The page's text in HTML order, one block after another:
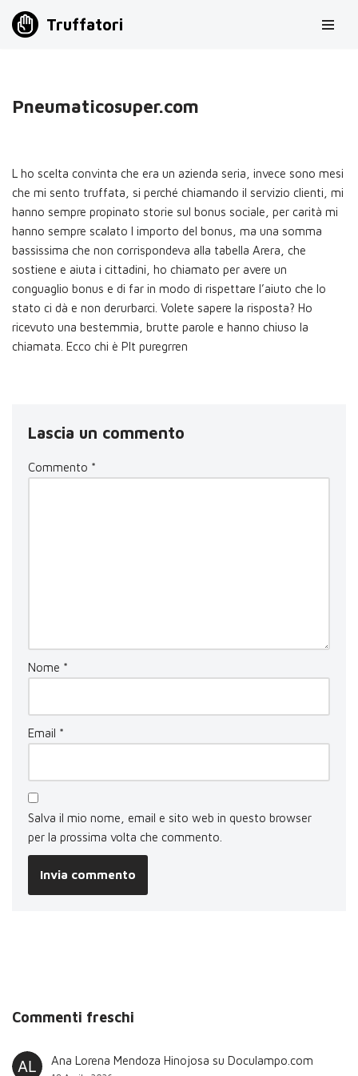
Truffatori
Pneumaticosuper.com
L ho scelta convinta che era un azienda seria, invece sono mesi
che mi sento truffata, si perché chiamando il servizio clienti, mi
hanno sempre propinato storie sul bonus sociale, per carità mi
hanno sempre scalato l importo del bonus, ma una somma
bassissima che non corrispondeva alla tabella Arera, che
sostiene e aiuta i cittadini, ho chiamato per avere un
conguaglio bonus e di far in modo di rispettare l’aiuto che lo
stato ci dà e non derurbarci. Volete sapere la risposta? Ho
ricevuto una bestemmia, brutte parole e hanno chiuso la
chiamata. Ecco chi è Plt puregrren
Lascia un commento
Commento *
Nome *
Email *
Salva il mio nome, email e sito web in questo browser
per la prossima volta che commento.
Commenti freschi
Ana Lorena Mendoza Hinojosa su Doculampo.com